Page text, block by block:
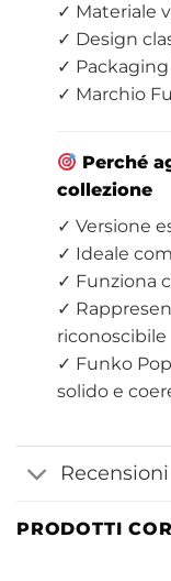
✓ Materiale
✓ Design
✓
✓ Marchio
Perché
collezione
✓ Versione
✓ Ideale
✓ Funziona
✓
riconoscibile
✓ Funko
solido e
PRODOTTI